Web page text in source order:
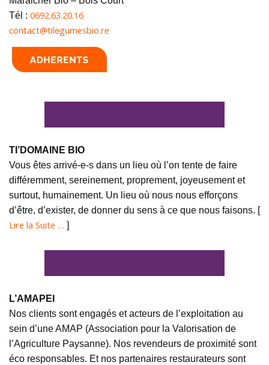
Tél : 0692.63.20.16
contact@tilegumesbio.re
TI’DOMAINE BIO
Vous êtes arrivé-e-s dans un lieu où l’on tente de faire
différemment, sereinement, proprement, joyeusement et
surtout, humainement. Un lieu où nous nous efforçons
d’être, d’exister, de donner du sens à ce que nous faisons. [
Lire la Suite … ]
L’AMAPEI
Nos clients sont engagés et acteurs de l’exploitation au
sein d’une AMAP (Association pour la Valorisation de
l’Agriculture Paysanne). Nos revendeurs de proximité sont
éco responsables. Et nos partenaires restaurateurs sont